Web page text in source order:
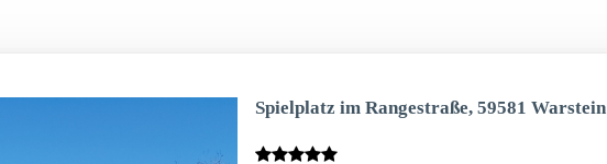
Spielplatz im Rangestraße, 59581 Warstein